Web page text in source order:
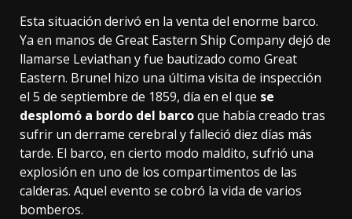
Esta situación derivó en la venta del enorme barco.
Ya en manos de Great Eastern Ship Company dejó de
llamarse Leviathan y fue bautizado como Great
Eastern. Brunel hizo una última visita de inspección
el 5 de septiembre de 1859, día en el que se
desplomó a bordo del barcoque había creado tras
sufrir un derrame cerebral y falleció diez días más
tarde. El barco, en cierto modo maldito, sufrió una
explosión en uno de los compartimentos de las
calderas. Aquel evento se cobró la vida de varios
bomberos.